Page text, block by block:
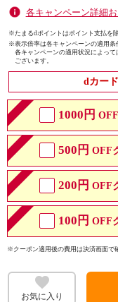
各キャンペーン詳細
※たまるdポイントはポイント支払を
※表示倍率は各キャンペーンの適用条
各キャンペーンの適用状況によっ
ございます。
dカー
1000円
500円 OFF
200円 OFF
100円 OFF
※クーポン適用後の費用は決済画面で
お気に入り